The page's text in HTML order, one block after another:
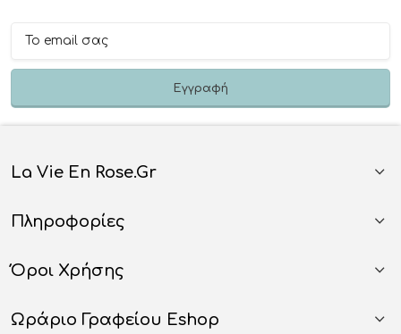
La Vie En Rose.gr
Πληροφορίες
Όροι Χρήσης
Ωράριο Γραφείου Eshop